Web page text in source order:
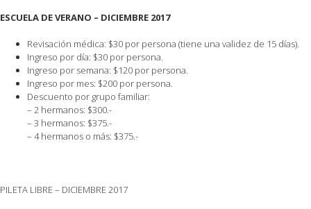
ESCUELA DE VERANO – DICIEMBRE 2017
Revisación médica: $30 por persona (tiene una validez de 15 días).
Ingreso por día: $30 por persona.
Ingreso por semana: $120 por persona.
Ingreso por mes: $200 por persona.
Descuento por grupo familiar:
– 2 hermanos: $300.-
– 3 hermanos: $375.-
– 4 hermanos o más: $375.-
PILETA LIBRE – DICIEMBRE 2017